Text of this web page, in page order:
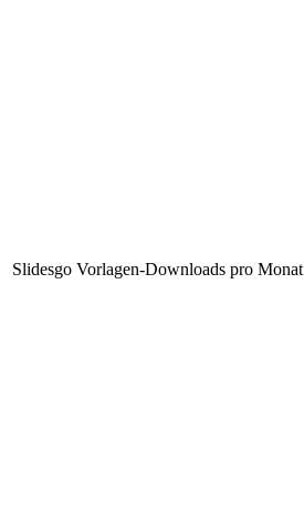
Slidesgo Vorlagen-Downloads pro Monat